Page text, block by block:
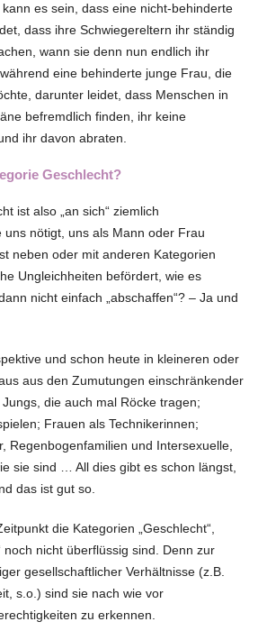
es sein, dass eine nicht-behinderte
dass ihre Schwiegereltern ihr ständig
wann sie denn nun endlich ihr
eine behinderte junge Frau, die
darunter leidet, dass Menschen in
befremdlich finden, ihr keine
ihr davon abraten.
Geschlecht?
ist also „an sich“ ziemlich
uns nötigt, uns als Mann oder Frau
neben oder mit anderen Kategorien
Ungleichheiten befördert, wie es
nicht einfach „abschaffen“? – Ja und
und schon heute in kleineren oder
aus den Zumutungen einschränkender
die auch mal Röcke tragen;
Frauen als Technikerinnen;
Regenbogenfamilien und Intersexuelle,
sie sind … All dies gibt es schon längst,
das ist gut so.
die Kategorien „Geschlecht“,
noch nicht überflüssig sind. Denn zur
gesellschaftlicher Verhältnisse (z.B.
s.o.) sind sie nach wie vor
zu erkennen.